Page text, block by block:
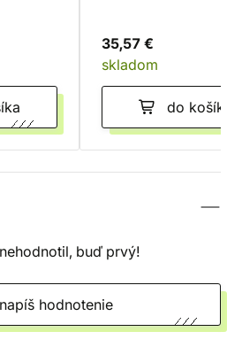
35,57 €
skladom
do košíka
buď prvý!
napíš hodnotenie